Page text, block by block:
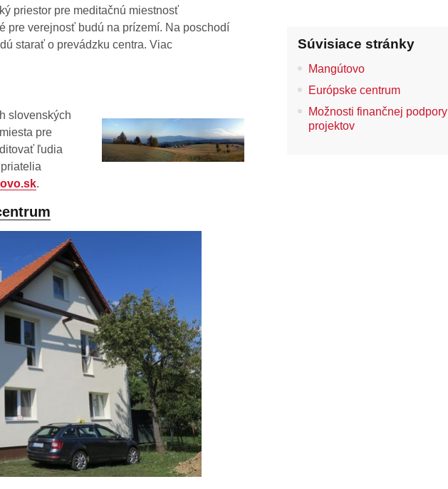
priestor pre meditačnú miestnosť
pre verejnosť budú na prízemí. Na poschodí
starať o prevádzku centra. Viac
slovenských
pre
ľudia
.
Súvisiace stránky
Mangútovo
Európske centrum
Možnosti finančnej podpory
projektov